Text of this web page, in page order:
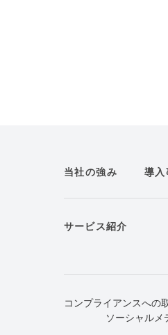
当社の強み 導入
サービス紹介
コンプライアンスへの
ソーシャルメ